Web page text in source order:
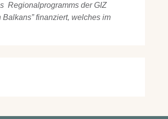
Regionalprogramms der GIZ
finanziert, welches im